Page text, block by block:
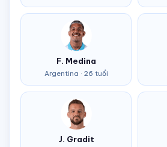
F. Medina
Argentina · 26 tuổi
J. Gradit